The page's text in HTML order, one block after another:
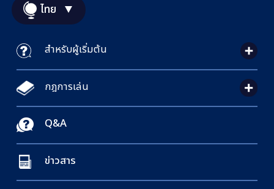
ไทย
สำหรับผู้เริ่มต้น
กฎการเล่น
Q&A
ข่าวสาร